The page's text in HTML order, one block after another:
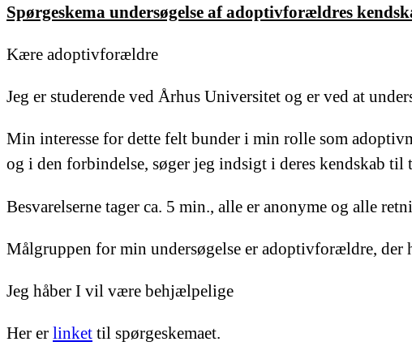
Spørgeskema undersøgelse af adoptivforældres
Kære adoptivforældre
Jeg er studerende ved Århus Universitet og er ved at
Min interesse for dette felt bunder i min rolle som
og i den forbindelse, søger jeg indsigt i deres kendskab
Besvarelserne tager ca. 5 min., alle er anonyme og alle
Målgruppen for min undersøgelse er adoptivforældre, der
Jeg håber I vil være behjælpelige
Her er linket til spørgeskemaet.